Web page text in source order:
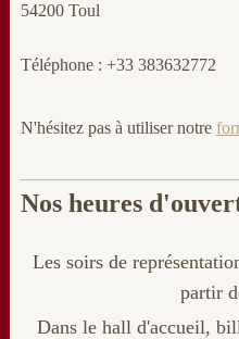
54200 Toul
Téléphone : +33 383632772
N'hésitez pas à utiliser notre
Nos heures
Les soirs de
partir
Dans le hall d'accueil,